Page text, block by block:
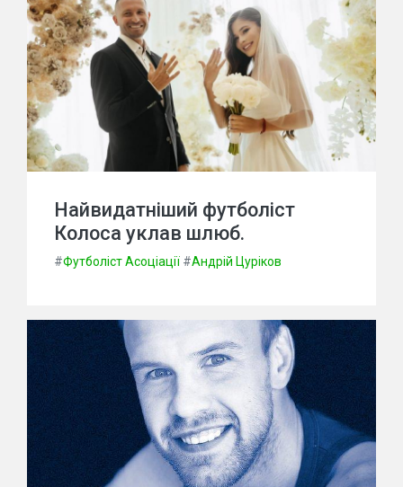
Найвидатніший футболіст
Колоса уклав шлюб.
#Футболіст Асоціації #Андрій Цуріков